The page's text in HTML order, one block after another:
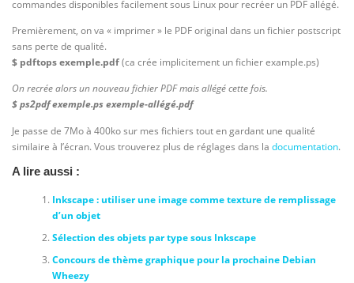
commandes disponibles facilement sous Linux pour recréer un PDF allégé.
Premièrement, on va « imprimer » le PDF original dans un fichier postscript
sans perte de qualité.
$ pdftops exemple.pdf(ca crée implicitement un fichier example.ps)
On recrée alors un nouveau fichier PDF mais allégé cette fois.
$ ps2pdf exemple.ps exemple-allégé.pdf
Je passe de 7Mo à 400ko sur mes fichiers tout en gardant une qualité
similaire à l’écran. Vous trouverez plus de réglages dans la documentation.
A lire aussi :
Inkscape : utiliser une image comme texture de remplissage
d’un objet
Sélection des objets par type sous Inkscape
Concours de thème graphique pour la prochaine Debian
Wheezy